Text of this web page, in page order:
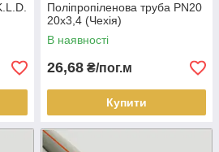
Поліпропіленова труба PN20
20х3,4 (Чехія)
В наявності
26,68 ₴/пог.м
Купити